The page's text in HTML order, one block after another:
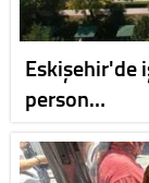
Eskişehir'de
person…